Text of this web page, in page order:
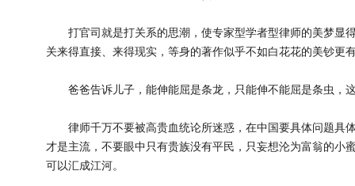
打官司就是打关系的思潮，使专家型学者型律师的美梦显
关来得直接、来得现实，等身的著作似乎不如白花花的美钞更
爸爸告诉儿子，能伸能屈是条龙，只能伸不能屈是条虫，
律师千万不要被高贵血统论所迷惑，在中国要具体问题具
才是主流，不要眼中只有贵族没有平民，只妄想沦为富翁的小
可以汇成江河。